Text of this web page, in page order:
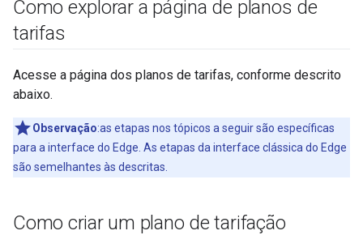
Como explorar a página de planos de
tarifas
Acesse a página dos planos de tarifas, conforme descrito
abaixo.
Observação:as etapas nos tópicos a seguir são específicas
para a interface do Edge. As etapas da interface clássica do Edge
são semelhantes às descritas.
Como criar um plano de tarifação